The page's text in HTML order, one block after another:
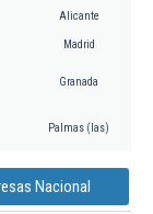
Alicante
Madrid
Granada
Palmas (las)
Nacional